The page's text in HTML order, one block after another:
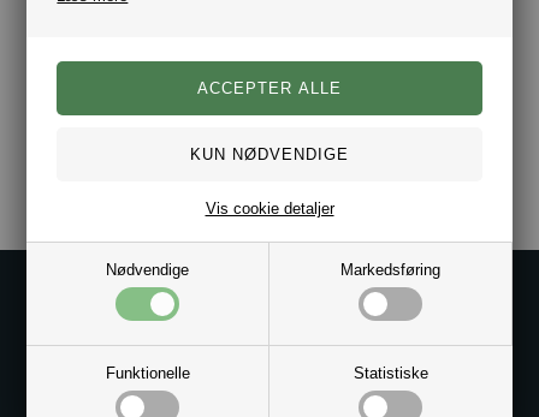
Nødvendige Markedsføring
Funktionelle Statistiske
Vis cookie detaljer